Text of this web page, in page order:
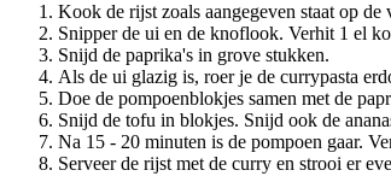
Kook de rijst zoals aangegeven staat op de
Snipper de ui en de knoflook. Verhit 1 el
Snijd de paprika's in grove stukken.
Als de ui glazig is, roer je de currypasta
Doe de pompoenblokjes samen met de
Snijd de tofu in blokjes. Snijd ook de
Na 15 - 20 minuten is de pompoen gaar.
Serveer de rijst met de curry en strooi er